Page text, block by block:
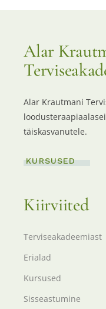
Alar
Alar Krautmani
täiskasvanutele.
KURSUSED
Kiirviited
Terviseakadeemiast
Erialad
Kursused
Sisseastumine